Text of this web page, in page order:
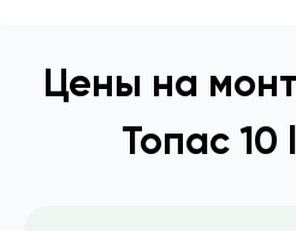
Цены на
Топас 10